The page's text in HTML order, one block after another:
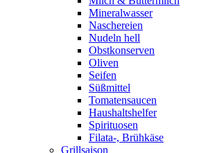
Mineralwasser
Naschereien
Nudeln hell
Obstkonserven
Oliven
Seifen
Süßmittel
Tomatensaucen
Haushaltshelfer
Spirituosen
Filata-, Brühkäse
Grillsaison